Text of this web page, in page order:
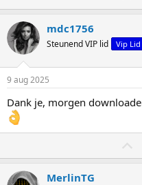
e
r
i
g
e
n
:
mdc1756
Steunend VIP lid Vip Lid
9 aug 2025
Dank je, morgen
MerlinTG